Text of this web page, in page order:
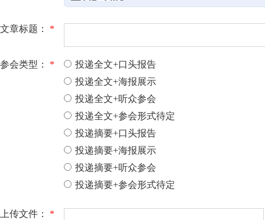
文章标题： *
参会类型： *
投递全文+口头报告
投递全文+海报展示
投递全文+听众参会
投递全文+参会形式待定
投递摘要+口头报告
投递摘要+海报展示
投递摘要+听众参会
投递摘要+参会形式待定
上传文件： *